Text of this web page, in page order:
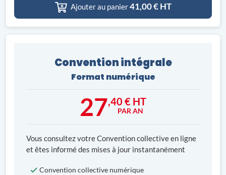
Ajouter au panier41,00€ HT
Convention intégrale
Format numérique
27,40 € HT
PAR AN
Vous consultez votre Convention collective en ligne
et êtes informé des mises à jour instantanément
Convention collective numérique